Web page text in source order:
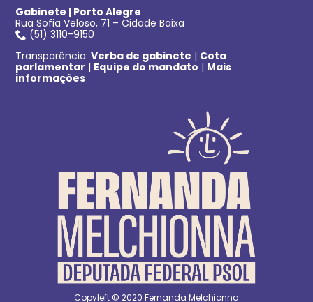
Gabinete | Porto Alegre
Rua Sofia Veloso, 71 – Cidade Baixa
(51) 3110-9150
Transparência:Verba de gabinete | Cota
parlamentar | Equipe do mandato | Mais
informações
Copyleft © 2020 Fernanda Melchionna